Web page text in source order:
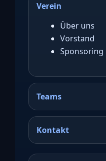
Verein
Über uns
Vorstand
Sponsoring
Teams
Kontakt